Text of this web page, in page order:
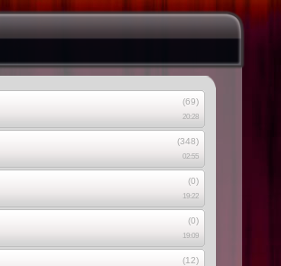
(69)
20:28
(348)
02:55
(0)
19:22
(0)
19:09
(12)